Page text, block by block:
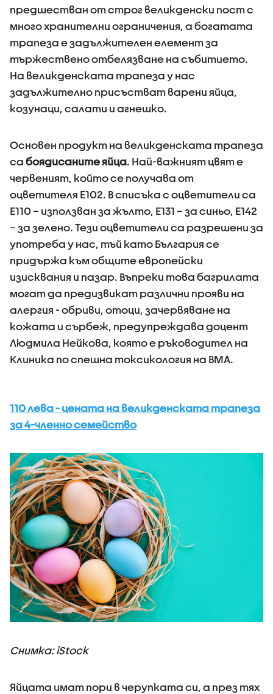
предшестван от строг великденски пост с
много хранителни ограничения, а богатата
трапеза е задължителен елемент за
тържествено отбелязване на събитието.
На великденската трапеза у нас
задължително присъстват варени яйца,
козунаци, салати и агнешко.
Основен продукт на великденската трапеза
са боядисаните яйца. Най-важният цвят е
червеният, който се получава от
оцветителя Е102. В списъка с оцветители са
Е110 – използван за жълто, Е131 – за синьо, Е142
– за зелено. Тези оцветители са разрешени за
употреба у нас, тъй като България се
придържа към общите европейски
изисквания и пазар. Въпреки това багрилата
могат да предизвикат различни прояви на
алергия - обриви, отоци, зачервяване на
кожата и сърбеж, предупреждава доцент
Людмила Нейкова, която е ръководител на
Клиника по спешна токсикология на ВМА.
110 лева - цената на великденската трапеза
за 4-членно семейство
Снимка: iStock
Яйцата имат пори в черупката си, а през тях